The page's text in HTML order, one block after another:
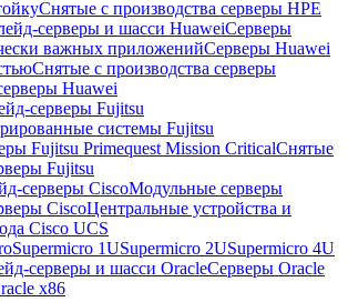
Снятые с производства серверы HPE
серверы и шасси HuaweiСерверы
важных приложенийСерверы Huawei
Снятые с производства серверы
Huawei
серверы Fujitsu
системы Fujitsu
Fujitsu Primequest Mission CriticalСнятые
Fujitsu
серверы CiscoМодульные серверы
CiscoЦентральные устройства и
Cisco UCS
Supermicro 1USupermicro 2USupermicro 4U
серверы и шасси OracleСерверы Oracle
x86